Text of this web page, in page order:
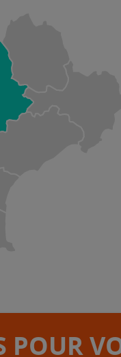
POUR